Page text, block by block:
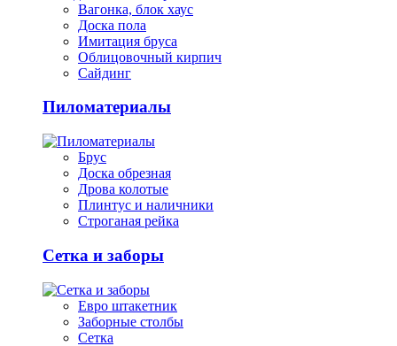
Вагонка, блок хаус
Доска пола
Имитация бруса
Облицовочный кирпич
Сайдинг
Пиломатериалы
Брус
Доска обрезная
Дрова колотые
Плинтус и наличники
Строганая рейка
Сетка и заборы
Евро штакетник
Заборные столбы
Сетка